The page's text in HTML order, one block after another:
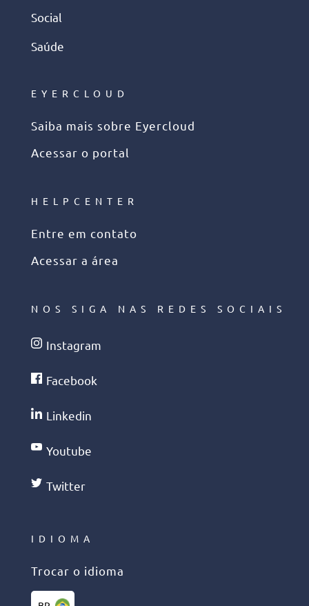
Social
Saúde
EYERCLOUD
Saiba mais sobre Eyercloud
Acessar o portal
HELPCENTER
Entre em contato
Acessar a área
NOS SIGA NAS REDES SOCIAIS
Instagram
Facebook
Linkedin
Youtube
Twitter
IDIOMA
Trocar o idioma